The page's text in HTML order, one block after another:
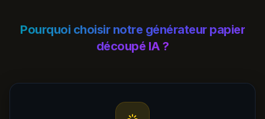
Pourquoi choisir notre générateur papier
découpé IA ?